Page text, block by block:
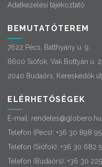
Adatkezelési tájékoztató
BEMUTATÓTEREM
7622 Pécs, Batthyány u. 9.
8600 Siófok, Vak Bottyán u.
2040 Budaörs, Kereskedők
ELÉRHETŐSÉGEK
E-mail: rendeles@globero.hu
Telefon (Pécs): +36 30 898
Telefon (Siófok): +36 30 682
Telefon (Budaörs): +36 30